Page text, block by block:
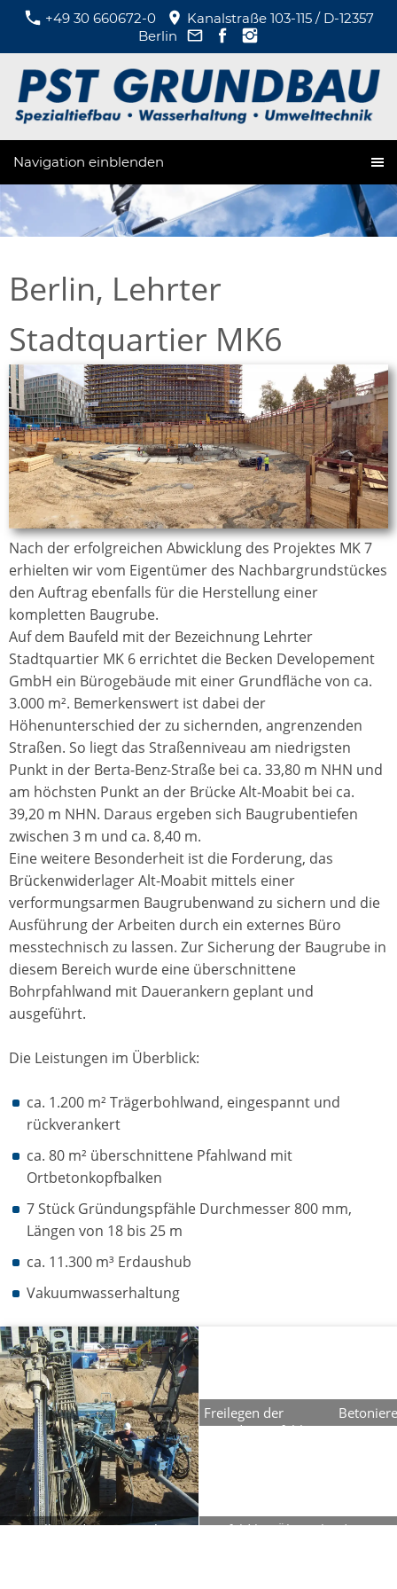
+49 30 660672-0
Kanalstraße 103-115 / D-12357
Berlin
Navigation einblenden
Berlin, Lehrter
Stadtquartier MK6
Nach der erfolgreichen Abwicklung des Projektes MK 7
erhielten wir vom Eigentümer des Nachbargrundstückes
den Auftrag ebenfalls für die Herstellung einer
kompletten Baugrube.
Auf dem Baufeld mit der Bezeichnung Lehrter
Stadtquartier MK 6 errichtet die Becken Developement
GmbH ein Bürogebäude mit einer Grundfläche von ca.
3.000 m². Bemerkenswert ist dabei der
Höhenunterschied der zu sichernden, angrenzenden
Straßen. So liegt das Straßenniveau am niedrigsten
Punkt in der Berta-Benz-Straße bei ca. 33,80 m NHN und
am höchsten Punkt an der Brücke Alt-Moabit bei ca.
39,20 m NHN. Daraus ergeben sich Baugrubentiefen
zwischen 3 m und ca. 8,40 m.
Eine weitere Besonderheit ist die Forderung, das
Brückenwiderlager Alt-Moabit mittels einer
verformungsarmen Baugrubenwand zu sichern und die
Ausführung der Arbeiten durch ein externes Büro
messtechnisch zu lassen. Zur Sicherung der Baugrube in
diesem Bereich wurde eine überschnittene
Bohrpfahlwand mit Dauerankern geplant und
ausgeführt.
Die Leistungen im Überblick:
ca. 1.200 m² Trägerbohlwand, eingespannt und
rückverankert
ca. 80 m² überschnittene Pfahlwand mit
Ortbetonkopfbalken
7 Stück Gründungspfähle Durchmesser 800 mm,
Längen von 18 bis 25 m
ca. 11.300 m³ Erdaushub
Vakuumwasserhaltung
Herstellung der Daueranker in
Freilegen der
Gründungspfähle undeines
Baufeld bei Übergabe der 1.